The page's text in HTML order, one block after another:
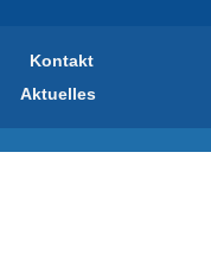
Kontakt
Aktuelles